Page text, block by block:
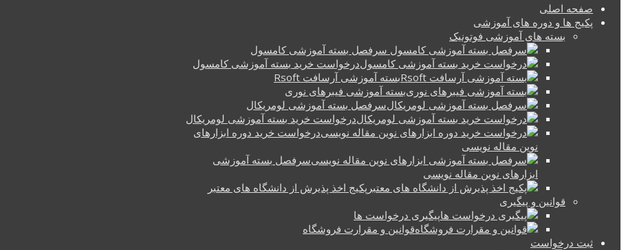
صفحه اصلی
پکیج ها و دوره های آموزشی
بسته های آموزشی فوتونیک
سرفصل بسته آموزشی کامسول
درخواست خرید بسته آموزشی کامسول
بسته آموزشی آرسافت Rsoft
بسته آموزشی فیبرهای نوری
سرفصل بسته آموزشی لومریکال
درخواست خرید بسته آموزشی لومریکال
درخواست خرید دوره ابزارهای
نوین مقاله نویسی
سرفصل بسته آموزشی
ابزارهای نوین مقاله نویسی
پکیج اخذ پذیرش از دانشگاه های معتبر
قوانین و پیگیری
پیگیری درخواست ها
قوانین و مقرارت فروشگاه
ثبت درخواست